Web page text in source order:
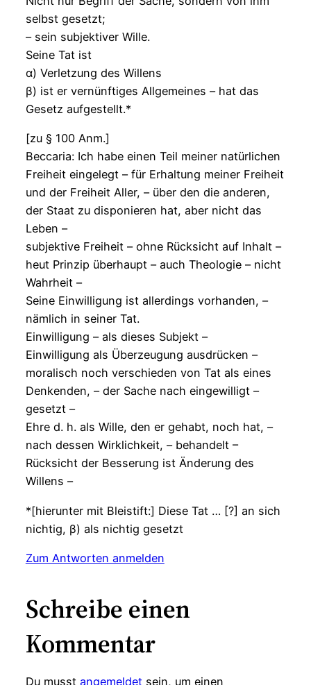
selbst gesetzt;
– sein subjektiver Wille.
Seine Tat ist
α) Verletzung des Willens
β) ist er vernünftiges Allgemeines – hat das
Gesetz aufgestellt.*
[zu § 100 Anm.]
Beccaria: Ich habe einen Teil meiner natürlichen
Freiheit eingelegt – für Erhaltung meiner Freiheit
und der Freiheit Aller, – über den die anderen,
der Staat zu disponieren hat, aber nicht das
Leben –
subjektive Freiheit – ohne Rücksicht auf Inhalt –
heut Prinzip überhaupt – auch Theologie – nicht
Wahrheit –
Seine Einwilligung ist allerdings vorhanden, –
nämlich in seiner Tat.
Einwilligung – als dieses Subjekt –
Einwilligung als Überzeugung ausdrücken –
moralisch noch verschieden von Tat als eines
Denkenden, – der Sache nach eingewilligt –
gesetzt –
Ehre d. h. als Wille, den er gehabt, noch hat, –
nach dessen Wirklichkeit, – behandelt –
Rücksicht der Besserung ist Änderung des
Willens –
*[hierunter mit Bleistift:] Diese Tat … [?] an sich
nichtig, β) als nichtig gesetzt
Zum Antworten anmelden
Schreibe einen
Kommentar
Du musst angemeldetsein, um einen